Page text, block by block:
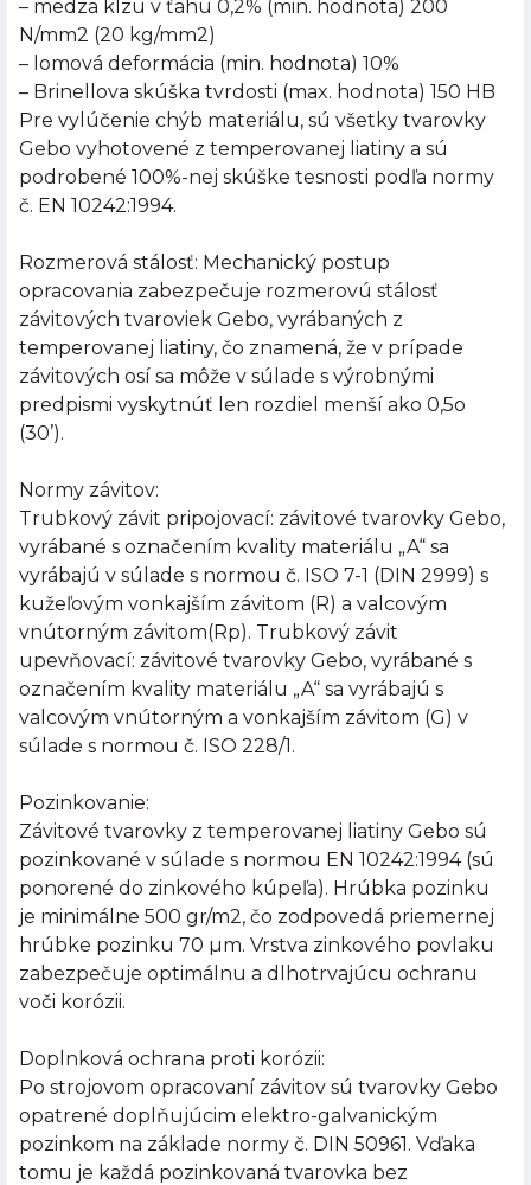
– medza klzu v ťahu 0,2% (min. hodnota) 200
N/mm2 (20 kg/mm2)
– lomová deformácia (min. hodnota) 10%
– Brinellova skúška tvrdosti (max. hodnota) 150 HB
Pre vylúčenie chýb materiálu, sú všetky tvarovky
Gebo vyhotovené z temperovanej liatiny a sú
podrobené 100%-nej skúške tesnosti podľa normy
č. EN 10242:1994.
Rozmerová stálosť: Mechanický postup
opracovania zabezpečuje rozmerovú stálosť
závitových tvaroviek Gebo, vyrábaných z
temperovanej liatiny, čo znamená, že v prípade
závitových osí sa môže v súlade s výrobnými
predpismi vyskytnúť len rozdiel menší ako 0,5o
(30’).
Normy závitov:
Trubkový závit pripojovací: závitové tvarovky Gebo,
vyrábané s označením kvality materiálu „A“ sa
vyrábajú v súlade s normou č. ISO 7-1 (DIN 2999) s
kužeľovým vonkajším závitom (R) a valcovým
vnútorným závitom(Rp). Trubkový závit
upevňovací: závitové tvarovky Gebo, vyrábané s
označením kvality materiálu „A“ sa vyrábajú s
valcovým vnútorným a vonkajším závitom (G) v
súlade s normou č. ISO 228/1.
Pozinkovanie:
Závitové tvarovky z temperovanej liatiny Gebo sú
pozinkované v súlade s normou EN 10242:1994 (sú
ponorené do zinkového kúpeľa). Hrúbka pozinku
je minimálne 500 gr/m2, čo zodpovedá priemernej
hrúbke pozinku 70 µm. Vrstva zinkového povlaku
zabezpečuje optimálnu a dlhotrvajúcu ochranu
voči korózii.
Doplnková ochrana proti korózii:
Po strojovom opracovaní závitov sú tvarovky Gebo
opatrené doplňujúcim elektro-galvanickým
pozinkom na základe normy č. DIN 50961. Vďaka
tomu je každá pozinkovaná tvarovka bez